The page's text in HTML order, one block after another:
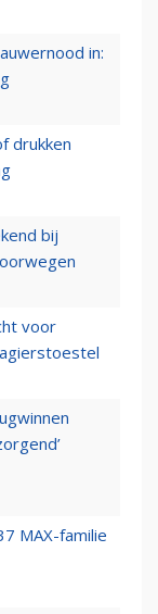
in:
drukken
bij
voor
MAX-familie